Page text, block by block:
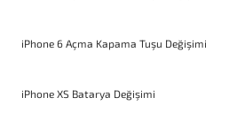
iPhone 6 Açma Kapama Tuşu Değişimi
iPhone XS Batarya Değişimi